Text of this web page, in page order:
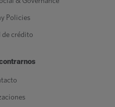
Policies
crédito